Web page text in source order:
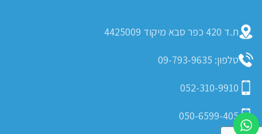
ת.ד 420 כפר סבא מיקוד 4425009
טלפון: 09-793-9635
052-310-9910
050-6599-405